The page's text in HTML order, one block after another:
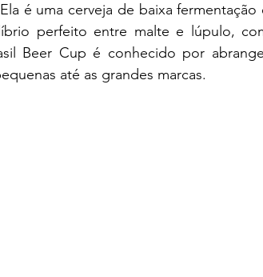
é uma cerveja de baixa fermentação
perfeito entre malte e lúpulo,
Beer Cup é conhecido por
até as grandes marcas.